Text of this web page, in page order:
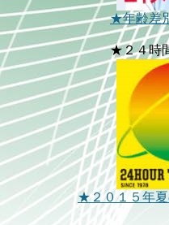
★年齢差
★２４時
★２０１５年夏